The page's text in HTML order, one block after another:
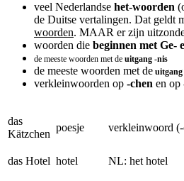
veel Nederlandse het-woorden
de Duitse vertalingen. Dat geldt
woorden. MAAR er zijn
woorden die beginnen met Ge-
de meeste woorden met de uitgang -nis
de meeste woorden met de
verkleinwoorden op -chen en op
das
Kätzchen
poesje verkleinwoord
das Hotel hotel NL: het hotel